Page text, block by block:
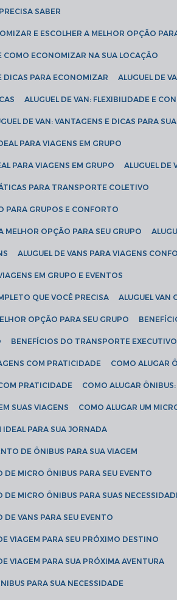
SABER
E ESCOLHER A MELHOR OPÇÃO
COMO ECONOMIZAR NA SUA LOCAÇÃO
DICAS PARA ECONOMIZAR ALUGUEL DE
ALUGUEL DE VAN: FLEXIBILIDADE E
DE VAN: VANTAGENS E DICAS PARA
PARA VIAGENS EM GRUPO
PARA VIAGENS EM GRUPO ALUGUEL
PARA TRANSPORTE COLETIVO
PARA GRUPOS E CONFORTO
MELHOR OPÇÃO PARA SEU GRUPO
ALUGUEL DE VANS PARA VIAGENS
EM GRUPO E EVENTOS
QUE VOCÊ PRECISA ALUGUEL
OPÇÃO PARA SEU GRUPO
BENEFÍCIOS DO TRANSPORTE EXECUTIVO
COM PRATICIDADE COMO ALUGAR
PRATICIDADE COMO ALUGAR
SUAS VIAGENS COMO ALUGAR UM
IDEAL PARA SUA JORNADA
DE ÔNIBUS PARA SUA VIAGEM
DE MICRO ÔNIBUS PARA SEU EVENTO
DE MICRO ÔNIBUS PARA SUAS
DE VANS PARA SEU EVENTO
VIAGEM PARA SEU PRÓXIMO DESTINO
VIAGEM PARA SUA PRÓXIMA AVENTURA
PARA SUA NECESSIDADE